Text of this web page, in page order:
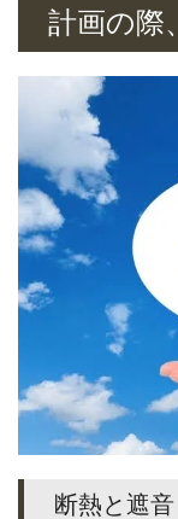
計画の際
断熱と遮音